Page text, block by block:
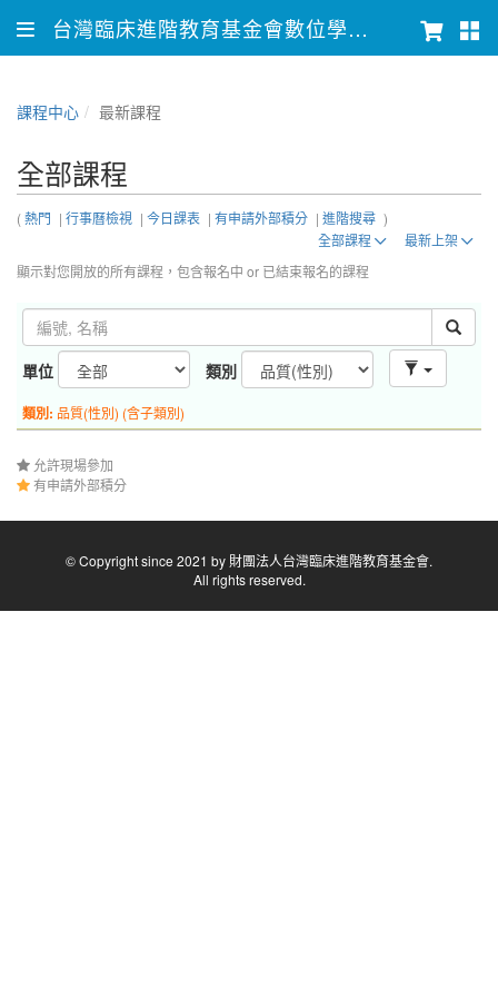
台灣臨床進階教育基金會數位學習平台
課程中心 最新課程
全部課程
(熱門 | 行事曆檢視 | 今日課表 | 有申請外部積分 | 進階搜尋 )
全部課程
最新上架
顯示對您開放的所有課程，包含報名中 or 已結束報名的課程
單位 類別
類別: 品質(性別) (含子類別)
允許現場參加
有申請外部積分
© Copyright since 2021 by 財團法人台灣臨床進階教育基金會.
All rights reserved.